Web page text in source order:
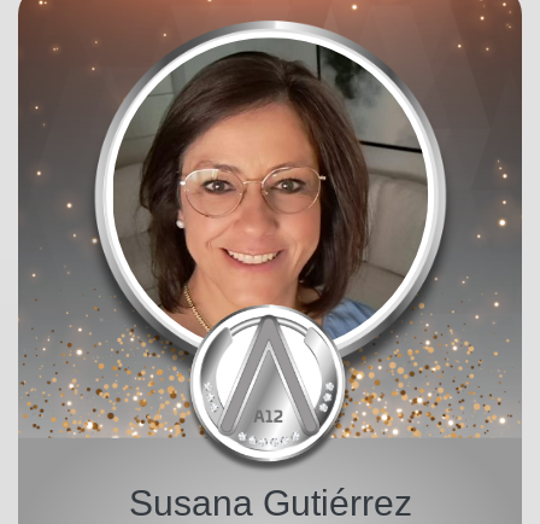
Susana Gutiérrez